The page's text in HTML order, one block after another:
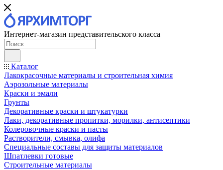
Интернет-магазин представительского класса
Каталог
Лакокрасочные материалы и строительная химия
Аэрозольные материалы
Краски и эмали
Грунты
Декоративные краски и штукатурки
Лаки, декоративные пропитки, морилки, антисептики
Колеровочные краски и пасты
Растворители, смывка, олифа
Специальные составы для защиты материалов
Шпатлевки готовые
Строительные материалы